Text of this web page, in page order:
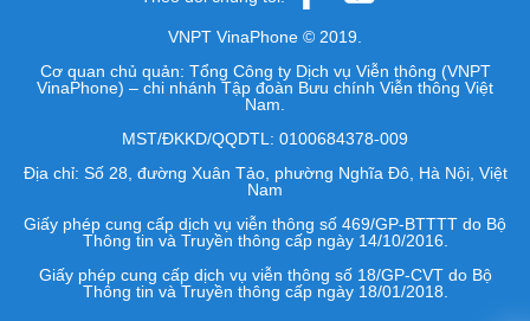
VNPT VinaPhone © 2019.
Cơ quan chủ quản: Tổng Công ty Dịch vụ Viễn thông (VNPT
VinaPhone) – chi nhánh Tập đoàn Bưu chính Viễn thông Việt
Nam.
MST/ĐKKD/QQDTL: 0100684378-009
Địa chỉ: Số 28, đường Xuân Tảo, phường Nghĩa Đô, Hà Nội, Việt
Nam
Giấy phép cung cấp dịch vụ viễn thông số 469/GP-BTTTT do Bộ
Thông tin và Truyền thông cấp ngày 14/10/2016.
Giấy phép cung cấp dịch vụ viễn thông số 18/GP-CVT do Bộ
Thông tin và Truyền thông cấp ngày 18/01/2018.